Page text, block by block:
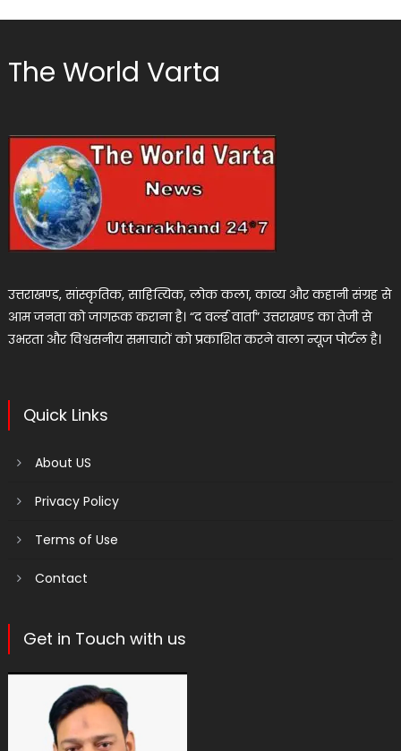
The World Varta
उत्तराखण्ड, सांस्कृतिक, साहित्यिक, लोक कला, काव्य और कहानी संग्रह से
आम जनता को जागरूक कराना है। “द वर्ल्ड वार्ता” उत्तराखण्ड का तेजी से
उभरता और विश्वसनीय समाचारों को प्रकाशित करने वाला न्यूज पोर्टल है।
Quick Links
About US
Privacy Policy
Terms of Use
Contact
Get in Touch with us